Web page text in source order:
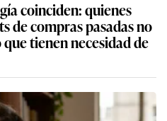
coinciden: quienes
de compras pasadas no
tienen necesidad de